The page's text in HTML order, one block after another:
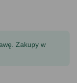
Zakupy w